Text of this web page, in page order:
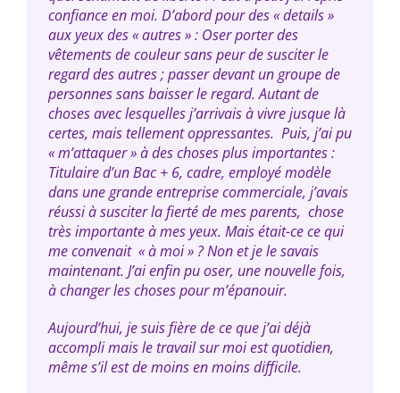
confiance en moi. D’abord pour des « details »
aux yeux des « autres » : Oser porter des
vêtements de couleur sans peur de susciter le
regard des autres ; passer devant un groupe de
personnes sans baisser le regard. Autant de
choses avec lesquelles j’arrivais à vivre jusque là
certes, mais tellement oppressantes. Puis, j’ai pu
« m’attaquer » à des choses plus importantes :
Titulaire d’un Bac + 6, cadre, employé modèle
dans une grande entreprise commerciale, j’avais
réussi à susciter la fierté de mes parents, chose
très importante à mes yeux. Mais était-ce ce qui
me convenait « à moi » ? Non et je le savais
maintenant. J’ai enfin pu oser, une nouvelle fois,
à changer les choses pour m’épanouir.
Aujourd’hui, je suis fière de ce que j’ai déjà
accompli mais le travail sur moi est quotidien,
même s’il est de moins en moins difficile.